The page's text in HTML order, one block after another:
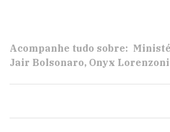
Acompanhe tudo sobre:
Jair Bolsonaro Onyx Lorenzoni